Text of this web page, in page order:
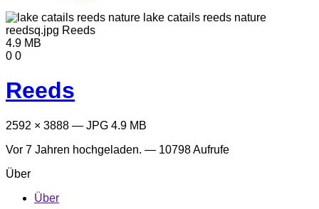
4.9 MB
0 0
Reeds
2592 × 3888 — JPG 4.9 MB
Vor 7 Jahren hochgeladen. — 10798 Aufrufe
Über
Über